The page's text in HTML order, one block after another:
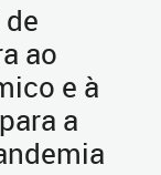
ao
e à
a